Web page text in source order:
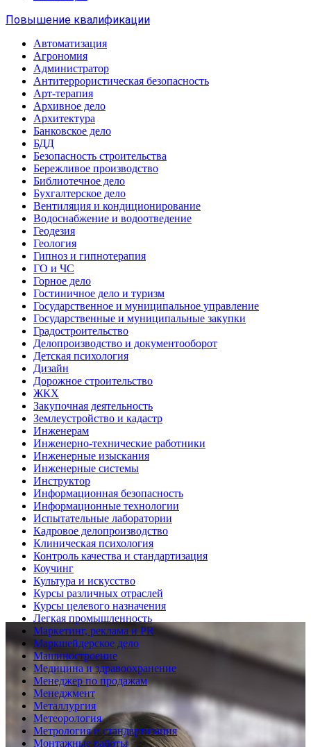
Повышение квалификации
Автоматизация
Агрономия
Администратор
Антитеррористическая безопасность
Арт-терапия
Архивное дело
Архитектура
Банковское дело
БДД
Безопасность строительства
Бережливое производство
Библиотечное дело
Бухгалтерское дело
Вентиляция и кондиционирование
Водоснабжение и водоотведение
Геодезия
Геология
Гипноз и гипнотерапия
ГО и ЧС
Горное дело
Гостиничное дело и туризм
Государственное и муниципальное управление
Государственные и муниципальные закупки
Градостроительство
Делопроизводство и документооборот
Детская психология
Дизайн
Дорожное строительство
ЖКХ
Закупочная деятельность
Землеустройство и кадастр
Инженерам
Инженерно-технические работники
Инженерные изыскания
Инженерные системы
Инструктор
Информационная безопасность
Информационные технологии
Испытательные лаборатории
Кадровое делопроизводство
Клиническая психология
Контроль качества и стандартизация
Коучинг
Культура и искусство
Курсы различных отраслей
Курсы целевого назначения
Легкая промышленность
Маркетинг, реклама и PR
Маркшейдерское дело
Машиностроение
Медицина и здравоохранение
Менеджер по продажам
Менеджмент
Металлургия
Метеорология
Метрология и стандартизация
Монтажные работы